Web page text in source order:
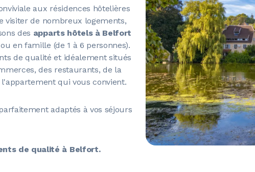
aux résidences hôtelières
visiter de nombreux logements,
des apparts hôtels à Belfort
en famille (de 1 à 6 personnes).
de qualité et idéalement situés
des restaurants, de la
qui vous convient.
adaptés à vos séjours
de qualité à Belfort.